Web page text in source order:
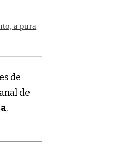
a pura
de
de
,